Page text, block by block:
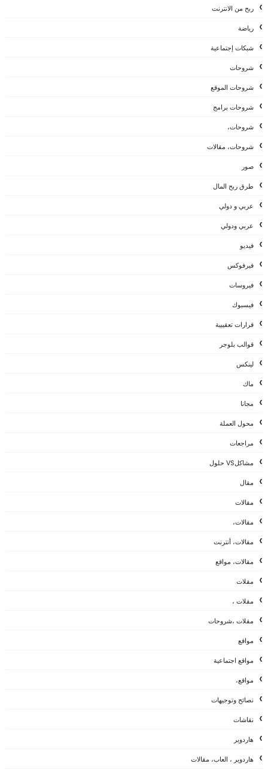
ربح من الانترنت
رياضة
شبكات إجتماعية
شروحات
شروحات الموقع
شروحات برامج
شروحات،
شروحات، مقالات
صور
طرق ربح المال
عربي و دولي
عربي ودولي
فيديو
فيرفوكس
فيروسات
فيسبوك
قرارات تعقيبية
قوالب بلوجر
لينكس
ماك
مجانا
محول العملة
مراجعات
مشاكلVS حلول
مقال
مقالات
مقالات،
مقالات، أنترنت
مقالات، مواقع
مقلات
مقلات ،
مقلات ،شروحات
مواقع
مواقع اجتماعية
مواقع،
نصائح وتوجيهات
نقاشات
هاردوير
هاردوير ، العاب، مقالات